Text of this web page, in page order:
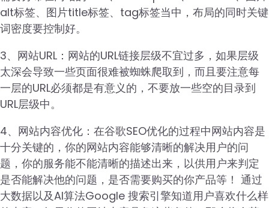
alt标签、图片title标签、tag标签当中，布局的同时关键
词密度要控制好。
3、网站URL：网站的URL链接层级不宜过多，如果层级
太深会导致一些页面很难被蜘蛛爬取到，而且要注意每
一层的URL必须都是有意义的，不要放一些空的目录到
URL层级中。
4、网站内容优化：在谷歌SEO优化的过程中网站内容是
十分关键的，你的网站内容能够清晰的解决用户的问
题，你的服务能不能清晰的描述出来，以供用户来判定
是否能解决他的问题，是否需要购买的你产品等！ 通过
大数据以及AI算法Google 搜索引擎知道用户喜欢什么样